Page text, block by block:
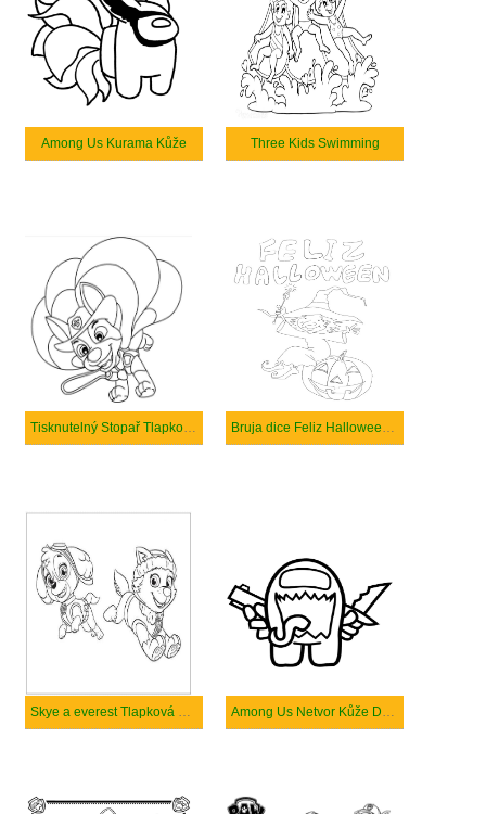
Among Us Kurama Kůže Three Kids Swimming
Tisknutelný Stopař Tlapková Hlídka Bruja dice Feliz Halloween para colorear
Skye a everest Tlapková Patrola Among Us Netvor Kůže Drží Zbraně